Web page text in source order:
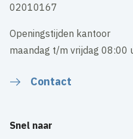
02010167
Openingstijden kantoor
maandag t/m vrijdag 08:00
Contact
Snel naar